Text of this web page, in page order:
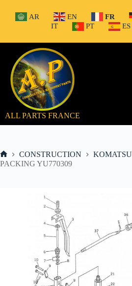
contenu
AR EN FR
IT
PT ES
ALL PARTS FRANCE
Accueil
CONSTRUCTION
KOMATSU
PACKING YU770309